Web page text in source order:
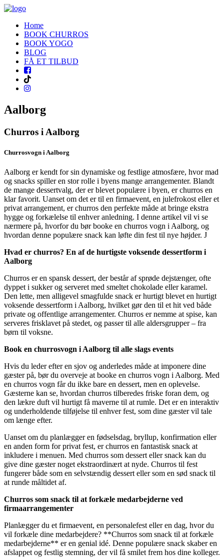
Home
BOOK CHURROS
BOOK YOGO
BLOG
FÅ ET TILBUD
Aalborg
Churros i Aalborg
Churrosvogn i Aalborg
Aalborg er kendt for sin dynamiske og festlige atmosfære, hvor mad
og snacks spiller en stor rolle i byens mange arrangementer. Blandt
de mange dessertvalg, der er blevet populære i byen, er churros en
klar favorit. Uanset om det er til en firmaevent, en julefrokost eller et
privat arrangement, er churros den perfekte måde at bringe ekstra
hygge og forkælelse til enhver anledning. I denne artikel vil vi se
nærmere på, hvorfor du bør booke en churros vogn i Aalborg, og
hvordan denne populære snack kan løfte din fest til nye højder. J
Hvad er churros? En af de hurtigste voksende dessertform i
Aalborg
Churros er en spansk dessert, der består af sprøde dejstænger, ofte
dyppet i sukker og serveret med smeltet chokolade eller karamel.
Den lette, men alligevel smagfulde snack er hurtigt blevet en hurtigt
voksende dessertform i Aalborg, hvilket gør den til et hit ved både
private og offentlige arrangementer. Churros er nemme at spise, kan
serveres frisklavet på stedet, og passer til alle aldersgrupper – fra
børn til voksne.
Book en churrosvogn i Aalborg til alle slags events
Hvis du leder efter en sjov og anderledes måde at imponere dine
gæster på, bør du overveje at booke en churros vogn i Aalborg. Med
en churros vogn får du ikke bare en dessert, men en oplevelse.
Gæsterne kan se, hvordan churros tilberedes friske foran dem, og
den lækre duft vil hurtigt få maverne til at rumle. Det er en interaktiv
og underholdende tilføjelse til enhver fest, som dine gæster vil tale
om længe efter.
Uanset om du planlægger en fødselsdag, bryllup, konfirmation eller
en anden form for privat fest, er churros en fantastisk snack at
inkludere i menuen. Med churros som dessert eller snack kan du
give dine gæster noget ekstraordinært at nyde. Churros til fest
fungerer både som en selvstændig dessert eller som en sød snack til
at runde måltidet af.
Churros som snack til at forkæle medarbejderne ved
firmaarrangementer
Planlægger du et firmaevent, en personalefest eller en dag, hvor du
vil forkæle dine medarbejdere? **Churros som snack til at forkæle
medarbejderne** er en genial idé. Denne populære snack skaber en
afslappet og festlig stemning, der vil få smilet frem hos dine kolleger.